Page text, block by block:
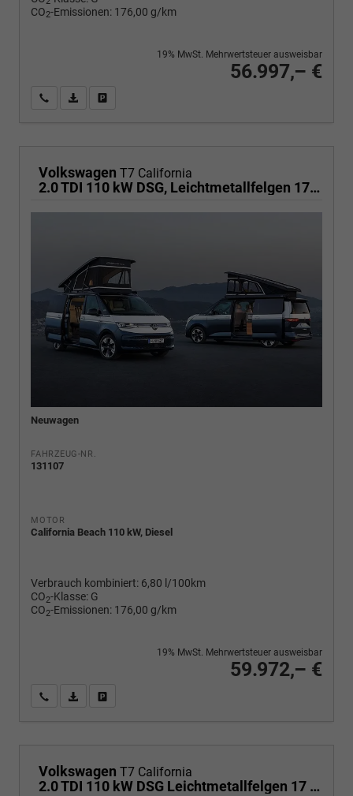
CO2-Emissionen: 176,00 g/km
56.997,– €
19% MwSt. Mehrwertsteuer ausweisbar
Wir rufen Sie anPDF-Fahrzeugexposé drucken
Volkswagen T7 California
2.0 TDI 110 kW DSG, Leichtmetallfelgen 17 Zoll, Markise mit Schiene und Gehäuse links, 5 Sitze, Klima, Jahre Werksgarantie,
Neuwagen
FAHRZEUG-NR.
131107
MOTOR
California Beach 110 kW, Diesel
Verbrauch kombiniert: 6,80 l/100km
CO2-Klasse: G
CO2-Emissionen: 176,00 g/km
59.972,– €
19% MwSt. Mehrwertsteuer ausweisbar
Wir rufen Sie anPDF-Fahrzeugexposé drucken
Volkswagen T7 California
2.0 TDI 110 kW DSG Leichtmetallfelgen 17 Zoll, Markise mit Schiene und Gehäuse links, 5 Sitze, Klima, Jahre Werksgarantie,